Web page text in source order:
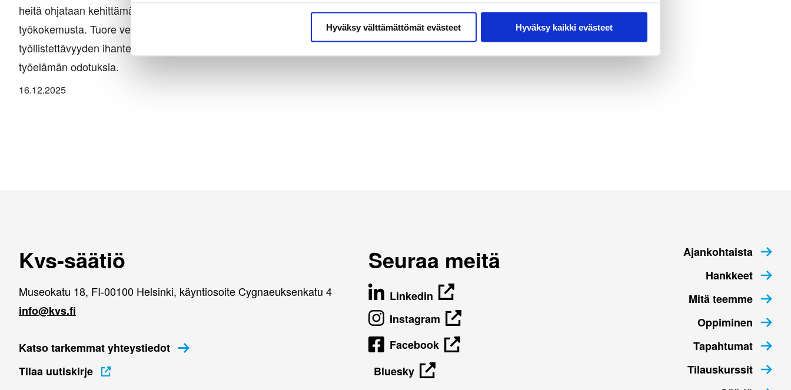
Hyväksy välttämättömät evästeet Hyväksy kaikki evästeet
heitä ohjataan kehittämään itseään, verkostoitumaan ja hankkimaan
työkokemusta. Tuore vertaisarvioitu tutkimus osoittaa, että
työllistettävyyden ihanteet heijastavat korkeakoulutuksen rakenteita ja
työelämän odotuksia.
16.12.2025
Kvs-säätiö
Museokatu 18, FI-00100 Helsinki, käyntiosoite Cygnaeuksenkatu 4
info@kvs.fi
Katso tarkemmat yhteystiedot
Tilaa uutiskirje
Seuraa meitä
Linkedin
Instagram
Facebook
Bluesky
Ajankohtaista
Hankkeet
Mitä teemme
Oppiminen
Tapahtumat
Tilauskurssit